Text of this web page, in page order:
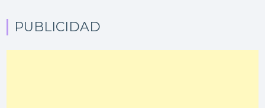
PUBLICIDAD